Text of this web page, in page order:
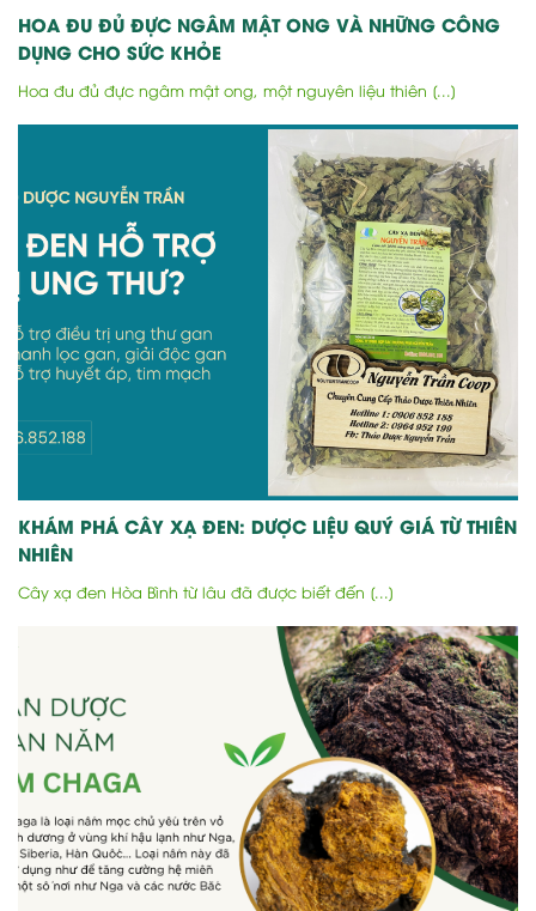
HOA ĐU ĐỦ ĐỰC NGÂM MẬT ONG VÀ NHỮNG CÔNG
DỤNG CHO SỨC KHỎE
Hoa đu đủ đực ngâm mật ong, một nguyên liệu thiên [...]
KHÁM PHÁ CÂY XẠ ĐEN: DƯỢC LIỆU QUÝ GIÁ TỪ THIÊN
NHIÊN
Cây xạ đen Hòa Bình từ lâu đã được biết đến [...]